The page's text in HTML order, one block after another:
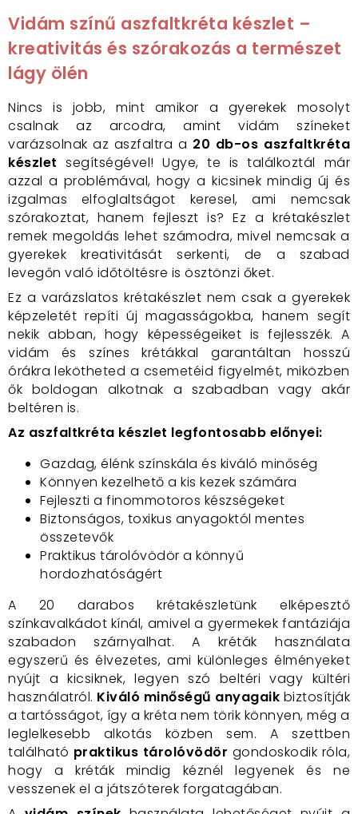
Vidám színű aszfaltkréta készlet –
kreativitás és szórakozás a természet
lágy ölén
Nincs is jobb, mint amikor a gyerekek mosolyt
csalnak az arcodra, amint vidám színeket
varázsolnak az aszfaltra a 20 db-os aszfaltkréta
készlet segítségével! Ugye, te is találkoztál már
azzal a problémával, hogy a kicsinek mindig új és
izgalmas elfoglaltságot keresel, ami nemcsak
szórakoztat, hanem fejleszt is? Ez a krétakészlet
remek megoldás lehet számodra, mivel nemcsak a
gyerekek kreativitását serkenti, de a szabad
levegőn való időtöltésre is ösztönzi őket.
Ez a varázslatos krétakészlet nem csak a gyerekek
képzeletét repíti új magasságokba, hanem segít
nekik abban, hogy képességeiket is fejlesszék. A
vidám és színes krétákkal garantáltan hosszú
órákra lekötheted a csemetéid figyelmét, miközben
ők boldogan alkotnak a szabadban vagy akár
beltéren is.
Az aszfaltkréta készlet legfontosabb előnyei:
Gazdag, élénk színskála és kiváló minőség
Könnyen kezelhető a kis kezek számára
Fejleszti a finommotoros készségeket
Biztonságos, toxikus anyagoktól mentes
összetevők
Praktikus tárolóvödör a könnyű
hordozhatóságért
A 20 darabos krétakészletünk elképesztő
színkavalkádot kínál, amivel a gyermekek fantáziája
szabadon szárnyalhat. A kréták használata
egyszerű és élvezetes, ami különleges élményeket
nyújt a kicsiknek, legyen szó beltéri vagy kültéri
használatról. Kiváló minőségű anyagaik biztosítják
a tartósságot, így a kréta nem törik könnyen, még a
leglelkesebb alkotás közben sem. A szettben
található praktikus tárolóvödör gondoskodik róla,
hogy a kréták mindig kéznél legyenek és ne
vesszenek el a játszóterek forgatagában.